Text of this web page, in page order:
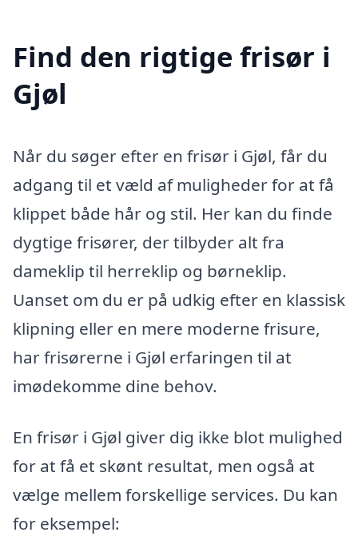
Find den rigtige frisør i
Gjøl
Når du søger efter en frisør i Gjøl, får du
adgang til et væld af muligheder for at få
klippet både hår og stil. Her kan du finde
dygtige frisører, der tilbyder alt fra
dameklip til herreklip og børneklip.
Uanset om du er på udkig efter en klassisk
klipning eller en mere moderne frisure,
har frisørerne i Gjøl erfaringen til at
imødekomme dine behov.
En frisør i Gjøl giver dig ikke blot mulighed
for at få et skønt resultat, men også at
vælge mellem forskellige services. Du kan
for eksempel: